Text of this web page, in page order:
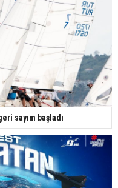
sayım başladı